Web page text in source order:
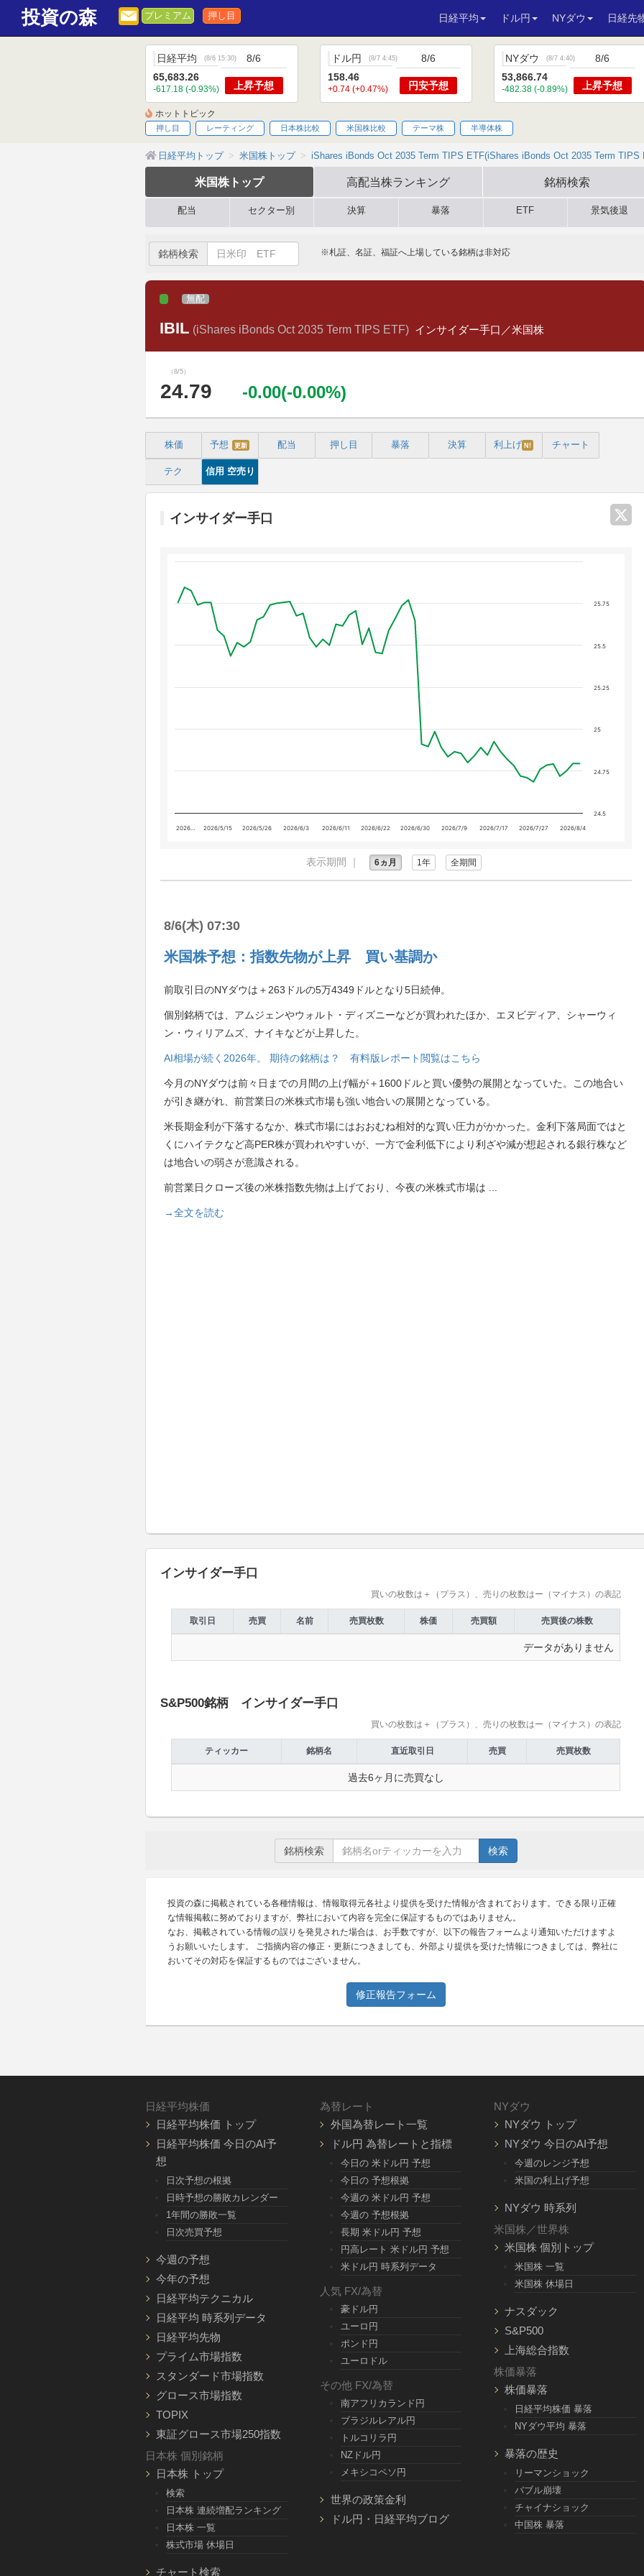
投資の森 プレミアム 押し目 日経平均 ドル円 NYダウ 日経先
日経平均 (8/6 15:30)
65,683.26
-617.18 (-0.93%)
8/6
上昇予想
ドル円 (8/7 4:45)
158.46
+0.74 (+0.47%)
8/6
円安予想
NYダウ (8/7 4:40)
53,866.74
-482.38 (-0.89%)
8/6
上昇予想
ホットトピック
押し目 レーティング 日本株比較 米国株比較 テーマ株 半導体株
日経平均トップ 米国株トップ iShares iBonds Oct 2035 Term TIPS ETF(iShares iBonds Oct 2035 Term TIPS
米国株 トップ 高配当株ランキング 銘柄検索
配当 セクター別 決算 暴落 ETF 景気後退
銘柄検索 ※札証、名証、福証へ上場している銘柄は非対応
無配
IBIL (iShares iBonds Oct 2035 Term TIPS ETF) インサイダー手口／米国株
（8/5）
24.79 -0.00(-0.00%)
株価 予想 更新 配当 押し目 暴落 決算 利上げ N! チャート
テク 信用 空売り
インサイダー手口
2026… 2026/5/15 2026/5/26 2026/6/3 2026/6/11 2026/6/22 2026/6/30 2026/7/9 2026/7/17 2026/7/27 2026/8/4
24.5
24.75
25
25.25
25.5
25.75
表示期間 ｜ 6ヵ月 1年 全期間
8/6(木) 07:30
米国株予想：指数先物が上昇 買い基調か
前取引日のNYダウは＋263ドルの5万4349ドルとなり5日続伸。
個別銘柄では、アムジェンやウォルト・ディズニーなどが買われたほか、エヌビディア、シャーウィ
ン・ウィリアムズ、ナイキなどが上昇した。
AI相場が続く2026年。 期待の銘柄は？ 有料版レポート閲覧はこちら
今月のNYダウは前々日までの月間の上げ幅が＋1600ドルと買い優勢の展開となっていた。この地合い
が引き継がれ、前営業日の米株式市場も強い地合いの展開となっている。
米長期金利が下落するなか、株式市場にはおおむね相対的な買い圧力がかかった。金利下落局面ではと
くにハイテクなど高PER株が買われやすいが、一方で金利低下により利ざや減が想起される銀行株など
は地合いの弱さが意識される。
前営業日クローズ後の米株指数先物は上げており、今夜の米株式市場は ...
→全文を読む
インサイダー手口
買いの枚数は＋（プラス）、売りの枚数はー（マイナス）の表記
取引日 売買 名前 売買枚数 株価 売買額 売買後の株数
データがありません
S&P500銘柄 インサイダー手口
買いの枚数は＋（プラス）、売りの枚数はー（マイナス）の表記
ティッカー 銘柄名 直近取引日 売買 売買枚数
過去6ヶ月に売買なし
銘柄検索 検索
投資の森に掲載されている各種情報は、情報取得元各社より提供を受けた情報が含まれております。できる限り正確
な情報掲載に努めておりますが、弊社において内容を完全に保証するものではありません。
なお、掲載されている情報の誤りを発見された場合は、お手数ですが、以下の報告フォームより通知いただけますよ
うお願いいたします。 ご指摘内容の修正・更新につきましても、外部より提供を受けた情報につきましては、弊社に
おいてその対応を保証するものではございません。
修正報告フォーム
日経平均株価
日経平均株価 トップ
日経平均株価 今日のAI予
想
日次予想の根拠
日時予想の勝敗カレンダー
1年間の勝敗一覧
日次売買予想
今週の予想
今年の予想
日経平均テクニカル
日経平均 時系列データ
日経平均先物
プライム市場指数
スタンダード市場指数
グロース市場指数
TOPIX
東証グロース市場250指数
日本株 個別銘柄
日本株 トップ
検索
日本株 連続増配ランキング
日本株 一覧
株式市場 休場日
チャート検索
為替レート
外国為替レート一覧
ドル円 為替レートと指標
今日の 米ドル円 予想
今日の 予想根拠
今週の 米ドル円 予想
今週の 予想根拠
長期 米ドル円 予想
円高レート 米ドル円 予想
米ドル円 時系列データ
人気 FX/為替
豪ドル円
ユーロ円
ポンド円
ユーロドル
その他 FX/為替
南アフリカランド円
ブラジルレアル円
トルコリラ円
NZドル円
メキシコペソ円
世界の政策金利
ドル円・日経平均ブログ
NYダウ
NYダウ トップ
NYダウ 今日のAI予想
今週のレンジ予想
米国の利上げ予想
NYダウ 時系列
米国株／世界株
米国株 個別トップ
米国株 一覧
米国株 休場日
ナスダック
S&P500
上海総合指数
株価暴落
株価暴落
日経平均株価 暴落
NYダウ平均 暴落
暴落の歴史
リーマンショック
バブル崩壊
チャイナショック
中国株 暴落